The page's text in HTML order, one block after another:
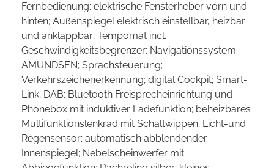
Fernbedienung; elektrische Fensterheber vorn und
hinten; Außenspiegel elektrisch einstellbar, heizbar
und anklappbar; Tempomat incl.
Geschwindigkeitsbegrenzer; Navigationssystem
AMUNDSEN; Sprachsteuerung;
Verkehrszeichenerkennung; digital Cockpit; Smart-
Link; DAB; Bluetooth Freisprecheinrichtung und
Phonebox mit induktiver Ladefunktion; beheizbares
Multifunktionslenkrad mit Schaltwippen; Licht-und
Regensensor; automatisch abblendender
Innenspiegel; Nebelscheinwerfer mit